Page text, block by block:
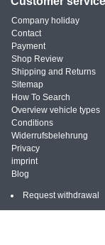
Company holiday
Contact
Payment
Shop Review
Shipping and Returns
Sitemap
How To Search
Overview vehicle types
Conditions
Widerrufsbelehrung
Privacy
imprint
Blog
Request withdrawal